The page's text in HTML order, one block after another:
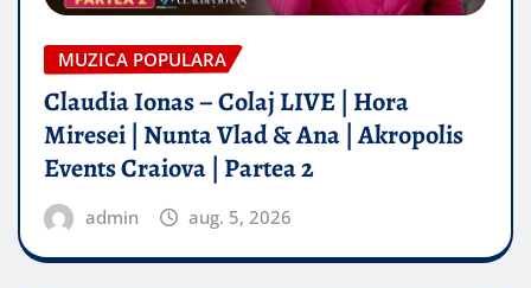
MUZICA POPULARA
Claudia Ionas – Colaj LIVE | Hora
Miresei | Nunta Vlad & Ana | Akropolis
Events Craiova | Partea 2
admin aug. 5, 2026